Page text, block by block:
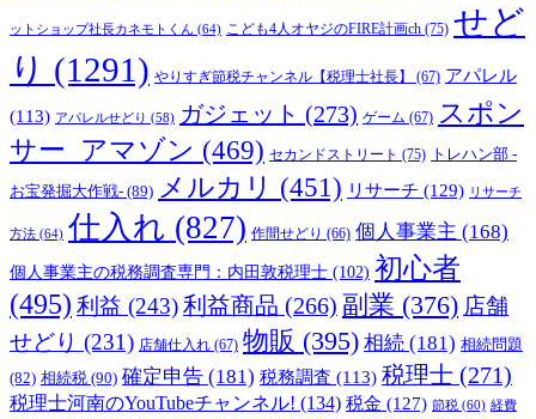
ットショップ社長カネモトくん (64) こども4人オヤジのFIRE計画ch (75) せど
り (1291) やりすぎ節税チャンネル【税理士社長】 (67) アパレル
(113) アパレルせどり (58) ガジェット (273) ゲーム (67) スポン
サー_アマゾン (469) セカンドストリート (75) トレハン部 -
お宝発掘大作戦- (89) メルカリ (451) リサーチ (129) リサーチ
方法 (64) 仕入れ (827) 作間せどり (66) 個人事業主 (168)
個人事業主の税務調査専門：内田敦税理士 (102) 初心者
(495) 利益 (243)利益商品 (266) 副業 (376) 店舗
せどり (231) 店舗仕入れ (67) 物販 (395) 相続 (181) 相続問題
(82) 相続税 (90) 確定申告 (181) 税務調査 (113) 税理士 (271)
税理士河南のYouTubeチャンネル! (134) 税金 (127) 節税 (60) 経費